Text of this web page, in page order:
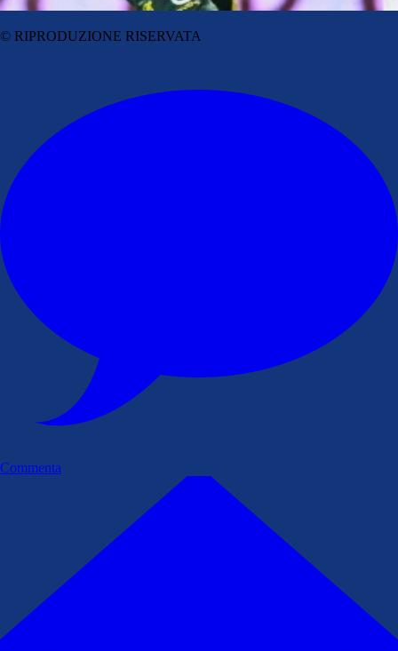
© RIPRODUZIONE RISERVATA
Commenta